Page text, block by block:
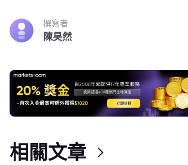
撰寫者
陳昊然
相關文章